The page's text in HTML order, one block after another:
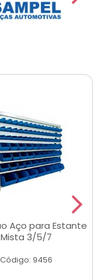
Aço para Estante
Mista 3/5/7
Código: 9456